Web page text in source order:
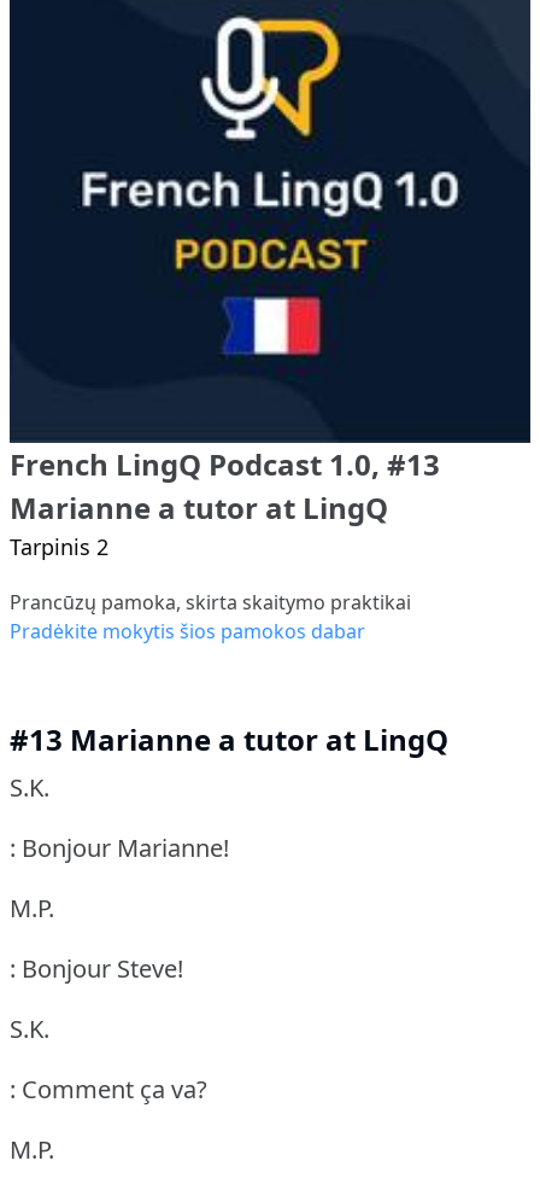
French LingQ Podcast 1.0, #13
Marianne a tutor at LingQ
Tarpinis 2
Prancūzų pamoka, skirta skaitymo praktikai
Pradėkite mokytis šios pamokos dabar
#13 Marianne a tutor at LingQ
S.K.
: Bonjour Marianne!
M.P.
: Bonjour Steve!
S.K.
: Comment ça va?
M.P.